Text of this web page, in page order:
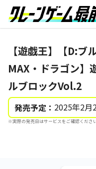
【遊戯王】【D:ブ
MAX・ドラゴン】
ルブロックVol.2
発売予定： 2025年2月
※実際の発売日はサービスをご確認ください